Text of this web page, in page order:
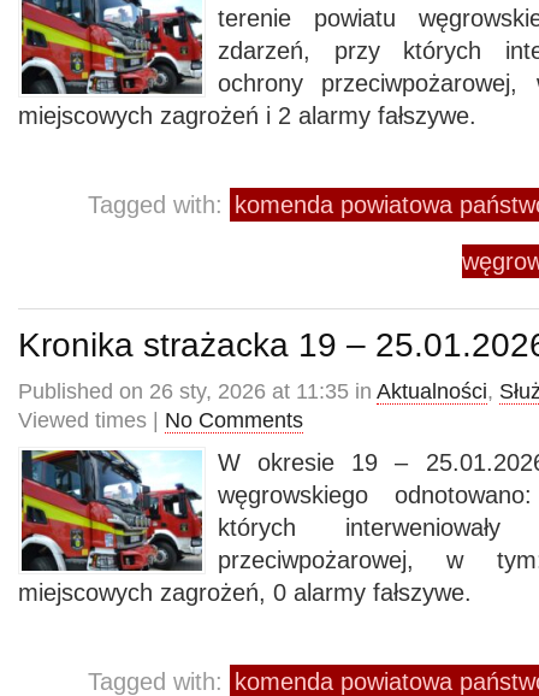
terenie powiatu
zdarzeń, przy których
ochrony
miejscowych zagrożeń i 2 alarmy fałszywe.
Tagged with: komenda powiatowa
Kronika strażacka 19 –
Published on 26 sty, 2026 at 11:35 in Aktualności,
Viewed times | No Comments
W okresie 19 –
węgrowskiego
których
przeciwpożarowej, w
miejscowych zagrożeń, 0 alarmy fałszywe.
Tagged with: komenda powiatowa